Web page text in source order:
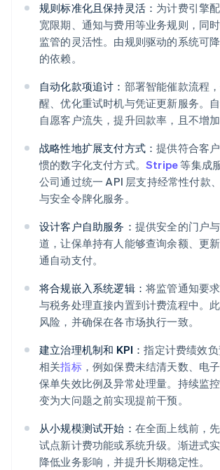
规则标准化且保持灵活： 为计费引擎
宽限期、通知与费用等业务规则，同
监管的灵活性。由规则驱动的系统可
的依赖。
自动化款项追讨： 部署智能催款流程
醒、优化重试时机与凭证更新服务。
自愿客户流失，提升回款率，且不增加
战略性地扩展支付方式：提供符合客
惯的数字化支付方式。 Stripe等集成
公司通过统一 API 层支持经常性付款
与安全令牌化服务。
设计客户自助服务： 提供安全的门户
道，让保单持有人能够查询余额、更
通自动支付。
将合规嵌入系统逻辑： 将监管通知要
与税务处理直接内置到计费流程中。
风险，并确保在各市场执行一致。
建立治理机制和 KPI：指定计费绩效
相关指标，例如保费未结清天数、电子
保单失效比例及异常处理量。持续监
变为大问题之前实现提前干预。
从小规模测试开始： 在全面上线前，
试点新计费功能或系统升级。渐进式
降低业务影响，并提升长期稳定性。